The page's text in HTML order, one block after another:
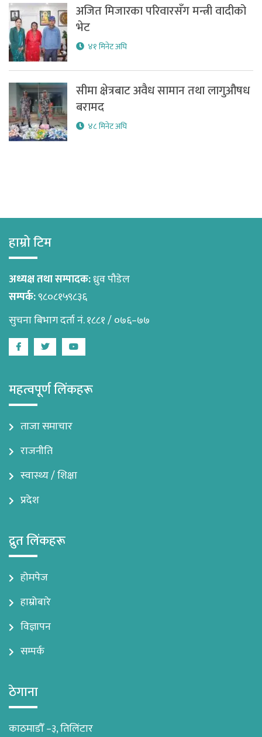
अजित मिजारका परिवारसँग मन्त्री वादीको
भेट
४१ मिनेट अघि
सीमा क्षेत्रबाट अवैध सामान तथा लागुऔषध
बरामद
४८ मिनेट अघि
हाम्रो टिम
अध्यक्ष तथा सम्पादक:ध्रुव पौडेल
सम्पर्क:९८०८१५९८३६
सुचना बिभाग दर्ता नं. १८८१ / ०७६–७७
FacebookTwitterYoutube
महत्वपूर्ण लिंकहरू
ताजा समाचार
राजनीति
स्वास्थ्य / शिक्षा
प्रदेश
द्रुत लिंकहरू
होमपेज
हाम्रोबारे
विज्ञापन
सम्पर्क
ठेगाना
काठमाडौँ –३, तिलिंटार